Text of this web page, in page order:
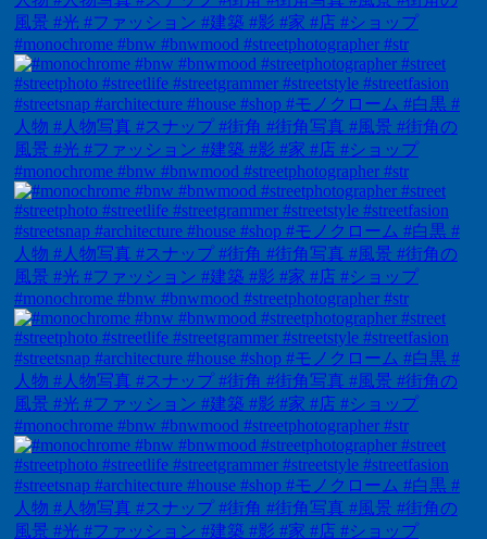
#monochrome #bnw #bnwmood #streetphotographer #str
#monochrome #bnw #bnwmood #streetphotographer #str
#monochrome #bnw #bnwmood #streetphotographer #str
#monochrome #bnw #bnwmood #streetphotographer #str